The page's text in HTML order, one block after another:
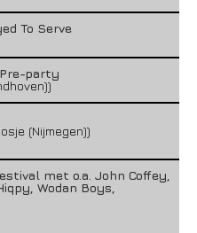
To Serve
party
(Nijmegen))
met o.a. John Coffey,
Wodan Boys,